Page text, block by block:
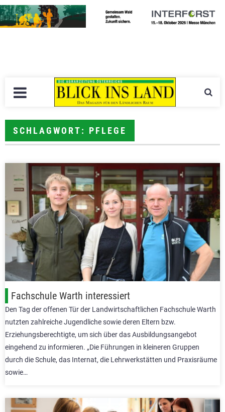
SCHLAGWORT: PFLEGE
Fachschule Warth interessiert
Den Tag der offenen Tür der Landwirtschaftlichen Fachschule Warth
nutzten zahlreiche Jugendliche sowie deren Eltern bzw.
Erziehungsberechtigte, um sich über das Ausbildungsangebot
eingehend zu informieren. „Die Führungen in kleineren Gruppen
durch die Schule, das Internat, die Lehrwerkstätten und Praxisräume
sowie…